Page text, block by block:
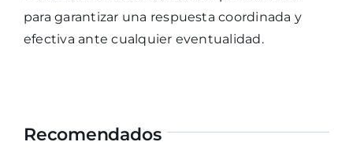
para garantizar una respuesta coordinada y
efectiva ante cualquier eventualidad.
Recomendados